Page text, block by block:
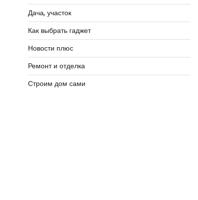
Дача, участок
Как выбрать гаджет
Новости плюс
Ремонт и отделка
Строим дом сами